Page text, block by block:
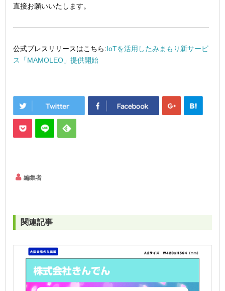
直接お願いいたします。
公式プレスリリースはこちら:IoTを活用したみまもり新サービ
ス「MAMOLEO」提供開始
編集者
関連記事